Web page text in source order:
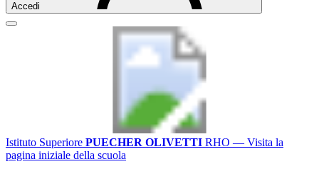
Accedi
Istituto Superiore PUECHER OLIVETTI RHO — Visita la
pagina iniziale della scuola